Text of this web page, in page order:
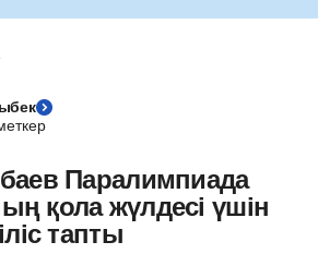
Паралимпиада
қола жүлдесі үшін
тапты